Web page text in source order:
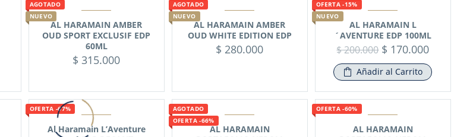
AGOTADO
NUEVO
AL HARAMAIN AMBER
OUD SPORT EXCLUSIF EDP
60ML
$ 315.000
AGOTADO
NUEVO
AL HARAMAIN AMBER
OUD WHITE EDITION EDP
$ 280.000
OFERTA -15%
NUEVO
AL HARAMAIN L
´AVENTURE EDP 100ML
$200.000 $ 170.000
Añadir al Carrito
OFERTA -67%
Al Haramain L’Aventure
AGOTADO
OFERTA -66%
AL HARAMAIN
OFERTA -60%
AL HARAMAIN